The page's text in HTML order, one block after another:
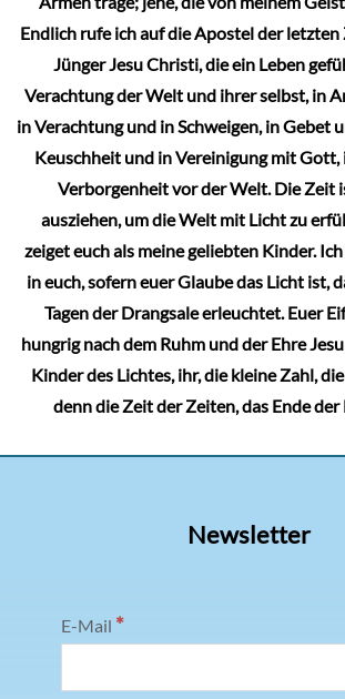
Endlich rufe ich auf die Apostel der
Jünger Jesu Christi, die ein Leben
Verachtung der Welt und ihrer selbst, in
in Verachtung und in Schweigen, in Gebet
Keuschheit und in Vereinigung mit Gott,
Verborgenheit vor der Welt. Die Zeit
ausziehen, um die Welt mit Licht zu
zeiget euch als meine geliebten Kinder.
in euch, sofern euer Glaube das Licht ist,
Tagen der Drangsale erleuchtet. Euer
hungrig nach dem Ruhm und der Ehre
Kinder des Lichtes, ihr, die kleine Zahl,
denn die Zeit der Zeiten, das Ende der
Newsletter
E-Mail *